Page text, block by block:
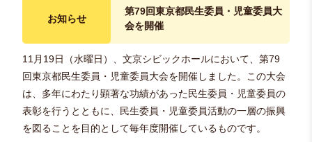
お知らせ
第79回東京都民生委員・児童委員大
会を開催
11月19日（水曜日）、文京シビックホールにおいて、第79
回東京都民生委員・児童委員大会を開催しました。この大会
は、多年にわたり顕著な功績があった民生委員・児童委員の
表彰を行うとともに、民生委員・児童委員活動の一層の振興
を図ることを目的として毎年度開催しているものです。